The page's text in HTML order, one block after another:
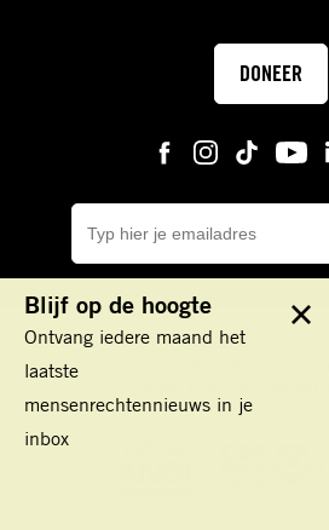
DONEER
mail
Keizersgracht 177
Blijf op de hoogte
Ontvang iedere maand het
laatste
mensenrechtennieuws in je
inbox
Sluit